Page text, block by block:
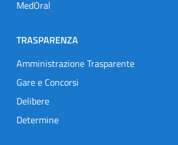
MedOral
TRASPARENZA
Amministrazione Trasparente
Gare e Concorsi
Delibere
Determine